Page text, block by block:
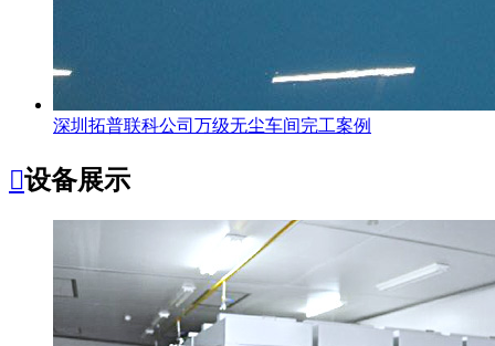
深圳拓普联科公司万级无尘车间完工案例
设备展示